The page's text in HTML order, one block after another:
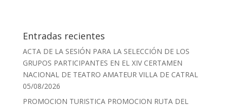
Entradas recientes
ACTA DE LA SESIÓN PARA LA SELECCIÓN DE LOS
GRUPOS PARTICIPANTES EN EL XIV CERTAMEN
NACIONAL DE TEATRO AMATEUR VILLA DE CATRAL
05/08/2026
PROMOCION TURISTICA PROMOCION RUTA DEL